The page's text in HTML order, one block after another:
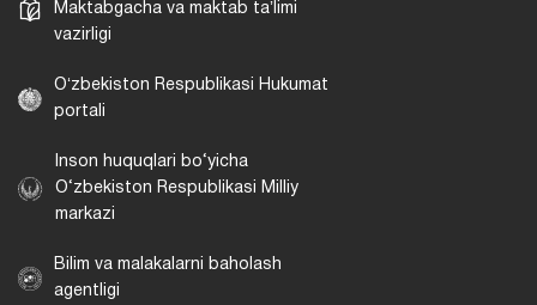
Maktabgacha va maktab taʼlimi
vazirligi
Oʻzbekiston Respublikasi Hukumat
portali
Inson huquqlari bo‘yicha
O‘zbekiston Respublikasi Milliy
markazi
Bilim va malakalarni baholash
agentligi